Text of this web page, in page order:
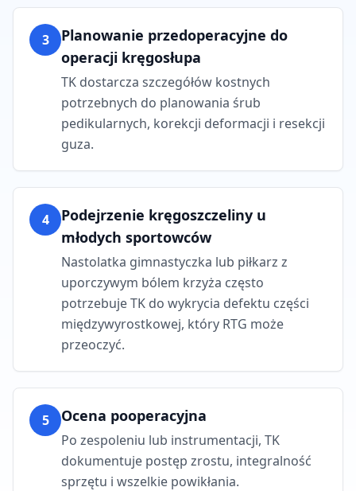
3
Planowanie przedoperacyjne do
operacji kręgosłupa
TK dostarcza szczegółów kostnych
potrzebnych do planowania śrub
pedikularnych, korekcji deformacji i resekcji
guza.
4
Podejrzenie kręgoszczeliny u
młodych sportowców
Nastolatka gimnastyczka lub piłkarz z
uporczywym bólem krzyża często
potrzebuje TK do wykrycia defektu części
międzywyrostkowej, który RTG może
przeoczyć.
5 Ocena pooperacyjna
Po zespoleniu lub instrumentacji, TK
dokumentuje postęp zrostu, integralność
sprzętu i wszelkie powikłania.